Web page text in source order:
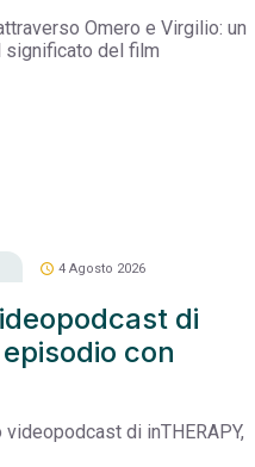
Omero e Virgilio: un
significato del film
schedule 4 Agosto 2026
di
con
di inTHERAPY,